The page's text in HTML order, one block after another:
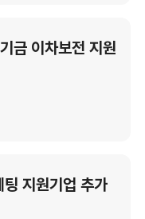
금 이차보전 지원
지원기업 추가